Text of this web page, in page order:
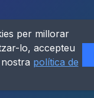
per millorar
lo, accepteu
política de